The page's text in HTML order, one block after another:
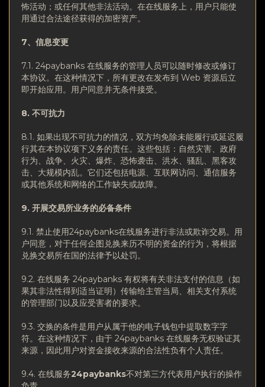
怖活动；或任何其他非法活动。在在线服务上，用户只能使
用通过合法途径获得的加密资产。
7、信息变更
7.1. 24paybanks 在线服务的管理人员可以随时修改或修订
本协议。在这种情况下，所有更改在发布到 Web 资源后立
即开始应用。用户同意并无条件接受。
8. 不可抗力
8.1. 如果出现不可抗力的情况，双方均免除未能履行或延迟履
行其在本协议项下义务的责任。这些包括：自然灾害、政府
行为、战争、火灾、爆炸、恐怖袭击、洪水、骚乱、黑客攻
击、大规模内乱。它们还包括电源、互联网访问、通信服务
或其他系统和网络的工作缺失或故障。
9. 开展交易所业务的必备条件
9.1. 禁止使用24paybanks在线服务进行非法或欺诈交易。用
户同意，对于任何企图兑换来历不明的资金的行为，将根据
兑换交易所在国的法律予以处罚。
9.2. 在线服务 24paybanks 有权将有关非法支付的信息（如
果其非法性得到适当证明）传输给主管当局、相关支付系统
的管理部门以及应受害者的要求。
9.3. 交换的条件是用户从属于他的电子钱包中提取数字字
符。在这种情况下，由于 24paybanks 在线服务无权验证其
来源，因此用户对资金接收来源的合法性负有个人责任。
9.4. 在线服务24paybanks不对第三方代表用户执行的操作